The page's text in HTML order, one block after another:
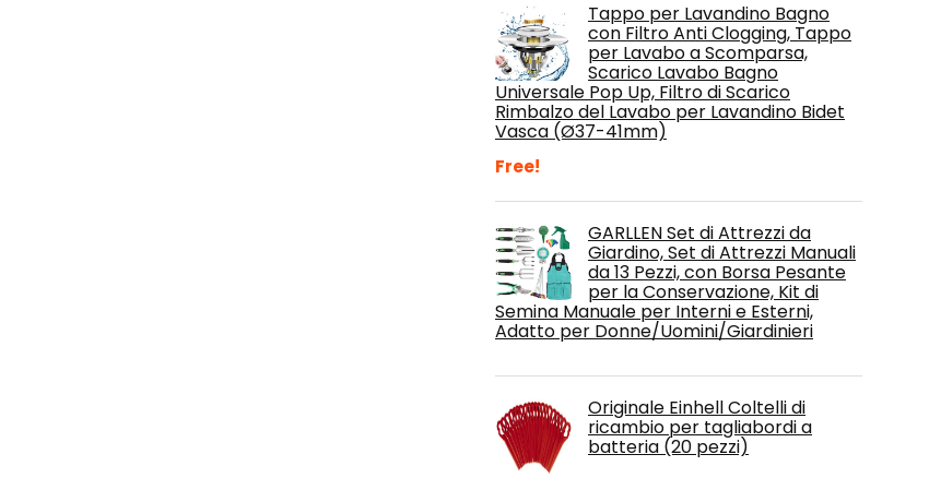
Tappo per Lavandino Bagno
con Filtro Anti Clogging, Tappo
per Lavabo a Scomparsa,
Scarico Lavabo Bagno
Universale Pop Up, Filtro di Scarico
Rimbalzo del Lavabo per Lavandino Bidet
Vasca (Ø37-41mm)
Free!
GARLLEN Set di Attrezzi da
Giardino, Set di Attrezzi Manuali
da 13 Pezzi, con Borsa Pesante
per la Conservazione, Kit di
Semina Manuale per Interni e Esterni,
Adatto per Donne/Uomini/Giardinieri
Originale Einhell Coltelli di
ricambio per tagliabordi a
batteria (20 pezzi)